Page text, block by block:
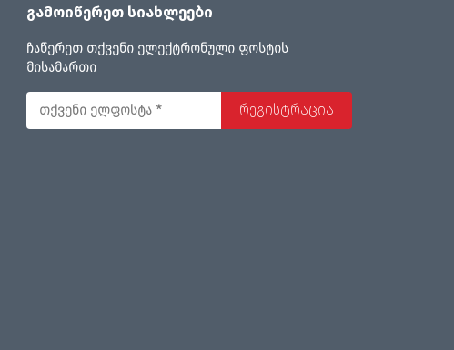
გამოიწერეთ სიახლეები
ჩაწერეთ თქვენი ელექტრონული ფოსტის
მისამართი